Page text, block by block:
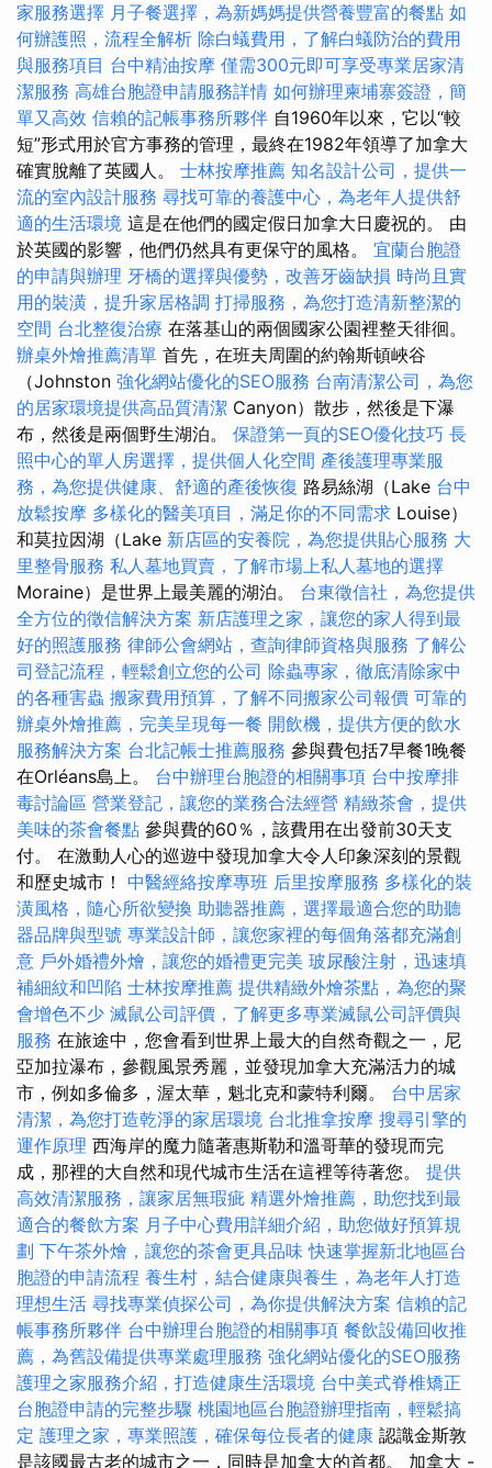
家服務選擇 月子餐選擇，為新媽媽提供營養豐富的餐點 如
何辦護照，流程全解析 除白蟻費用，了解白蟻防治的費用
與服務項目 台中精油按摩 僅需300元即可享受專業居家清
潔服務 高雄台胞證申請服務詳情 如何辦理柬埔寨簽證，簡
單又高效 信賴的記帳事務所夥伴 自1960年以來，它以“較
短”形式用於官方事務的管理，最終在1982年領導了加拿大
確實脫離了英國人。 士林按摩推薦 知名設計公司，提供一
流的室內設計服務 尋找可靠的養護中心，為老年人提供舒
適的生活環境 這是在他們的國定假日加拿大日慶祝的。 由
於英國的影響，他們仍然具有更保守的風格。 宜蘭台胞證
的申請與辦理 牙橋的選擇與優勢，改善牙齒缺損 時尚且實
用的裝潢，提升家居格調 打掃服務，為您打造清新整潔的
空間 台北整復治療 在落基山的兩個國家公園裡整天徘徊。
辦桌外燴推薦清單 首先，在班夫周圍的約翰斯頓峽谷
（Johnston 強化網站優化的SEO服務 台南清潔公司，為您
的居家環境提供高品質清潔 Canyon）散步，然後是下瀑
布，然後是兩個野生湖泊。 保證第一頁的SEO優化技巧 長
照中心的單人房選擇，提供個人化空間 產後護理專業服
務，為您提供健康、舒適的產後恢復 路易絲湖（Lake 台中
放鬆按摩 多樣化的醫美項目，滿足你的不同需求 Louise）
和莫拉因湖（Lake 新店區的安養院，為您提供貼心服務 大
里整骨服務 私人墓地買賣，了解市場上私人墓地的選擇
Moraine）是世界上最美麗的湖泊。 台東徵信社，為您提供
全方位的徵信解決方案 新店護理之家，讓您的家人得到最
好的照護服務 律師公會網站，查詢律師資格與服務 了解公
司登記流程，輕鬆創立您的公司 除蟲專家，徹底清除家中
的各種害蟲 搬家費用預算，了解不同搬家公司報價 可靠的
辦桌外燴推薦，完美呈現每一餐 開飲機，提供方便的飲水
服務解決方案 台北記帳士推薦服務 參與費包括7早餐1晚餐
在Orléans島上。 台中辦理台胞證的相關事項 台中按摩排
毒討論區 營業登記，讓您的業務合法經營 精緻茶會，提供
美味的茶會餐點 參與費的60％，該費用在出發前30天支
付。 在激動人心的巡遊中發現加拿大令人印象深刻的景觀
和歷史城市！ 中醫經絡按摩專班 后里按摩服務 多樣化的裝
潢風格，隨心所欲變換 助聽器推薦，選擇最適合您的助聽
器品牌與型號 專業設計師，讓您家裡的每個角落都充滿創
意 戶外婚禮外燴，讓您的婚禮更完美 玻尿酸注射，迅速填
補細紋和凹陷 士林按摩推薦 提供精緻外燴茶點，為您的聚
會增色不少 滅鼠公司評價，了解更多專業滅鼠公司評價與
服務 在旅途中，您會看到世界上最大的自然奇觀之一，尼
亞加拉瀑布，參觀風景秀麗，並發現加拿大充滿活力的城
市，例如多倫多，渥太華，魁北克和蒙特利爾。 台中居家
清潔，為您打造乾淨的家居環境 台北推拿按摩 搜尋引擎的
運作原理 西海岸的魔力隨著惠斯勒和溫哥華的發現而完
成，那裡的大自然和現代城市生活在這裡等待著您。 提供
高效清潔服務，讓家居無瑕疵 精選外燴推薦，助您找到最
適合的餐飲方案 月子中心費用詳細介紹，助您做好預算規
劃 下午茶外燴，讓您的茶會更具品味 快速掌握新北地區台
胞證的申請流程 養生村，結合健康與養生，為老年人打造
理想生活 尋找專業偵探公司，為你提供解決方案 信賴的記
帳事務所夥伴 台中辦理台胞證的相關事項 餐飲設備回收推
薦，為舊設備提供專業處理服務 強化網站優化的SEO服務
護理之家服務介紹，打造健康生活環境 台中美式脊椎矯正
台胞證申請的完整步驟 桃園地區台胞證辦理指南，輕鬆搞
定 護理之家，專業照護，確保每位長者的健康 認識金斯敦
是該國最古老的城市之一，同時是加拿大的首都。 加拿大 -